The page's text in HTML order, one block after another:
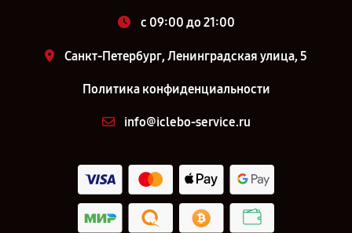
c 09:00 до 21:00
Санкт-Петербург, Ленинградская улица, 5
Политика конфиденциальности
info@iclebo-service.ru